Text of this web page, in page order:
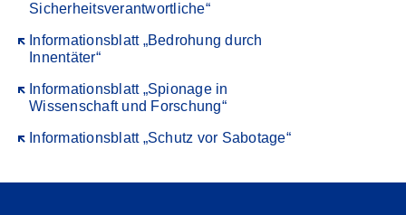
Sicherheitsverantwortliche“
Informationsblatt „Bedrohung durch
Innentäter“
Öffnet sich in einem neuen Fenster
Informationsblatt „Spionage in
Wissenschaft und Forschung“
Öffnet sich in einem neuen Fenster
Informationsblatt „Schutz vor Sabotage“
Öffnet sich in einem neuen Fenster